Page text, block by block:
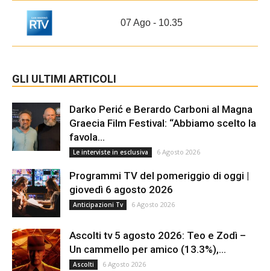
07 Ago - 10.35
GLI ULTIMI ARTICOLI
Darko Perić e Berardo Carboni al Magna
Graecia Film Festival: “Abbiamo scelto la
favola...
Le interviste in esclusiva 6 Agosto 2026
Programmi TV del pomeriggio di oggi |
giovedì 6 agosto 2026
Anticipazioni Tv 6 Agosto 2026
Ascolti tv 5 agosto 2026: Teo e Zodì –
Un cammello per amico (13.3%),...
Ascolti 6 Agosto 2026